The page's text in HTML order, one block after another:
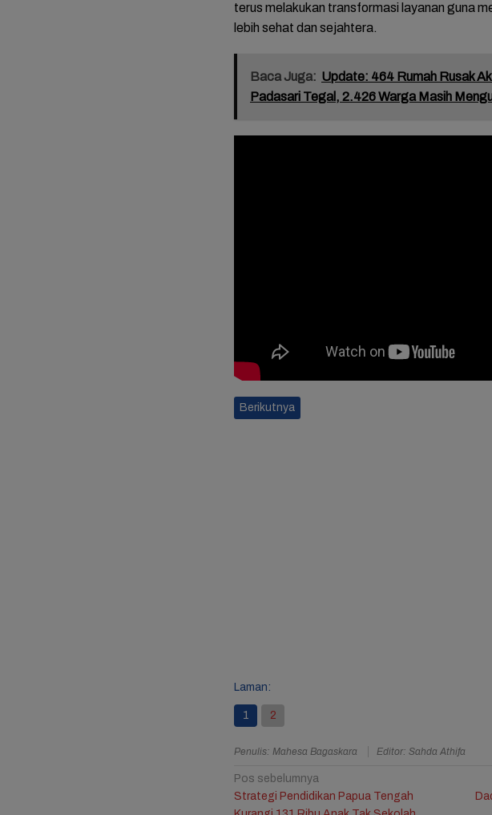
terus melakukan transformasi layanan guna
lebih sehat dan sejahtera.
Baca Juga: Update: 464 Rumah Rusak
Padasari Tegal, 2.426 Warga Masih
Berikutnya
Laman:
1 2
Penulis: Mahesa Bagaskara Editor: Sahda Athifa
Navigasi
pos
Pos sebelumnya
Strategi Pendidikan Papua Tengah
Jule, Na Daehoon